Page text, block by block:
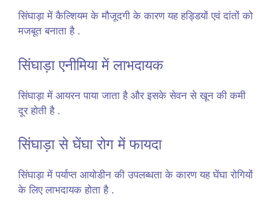
सिंघाड़ा में कैल्शियम के मौजूदगी के कारण यह हड्डियों एवं दांतों को
मजबूत बनाता है .
सिंघाड़ा एनीमिया में लाभदायक
सिंघाड़ा में आयरन पाया जाता है और इसके सेवन से खून की कमी
दूर होती है .
सिंघाड़ा से घेंघा रोग में फायदा
सिंघाड़ा में पर्याप्त आयोडीन की उपलब्धता के कारण यह घेंघा रोगियों
के लिए लाभदायक होता है .